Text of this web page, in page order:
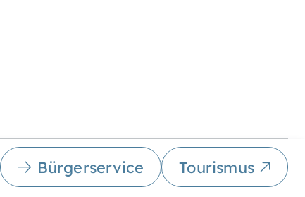
Bürgerservice Tourismus